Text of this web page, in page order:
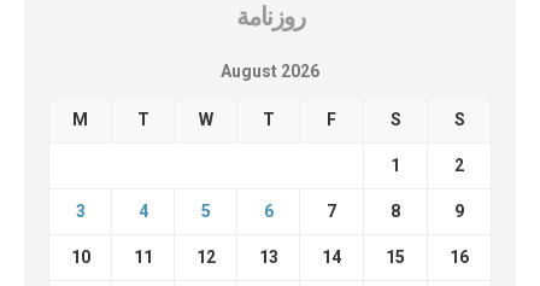
روزنامة
August 2026
M T W T F S S
1 2
3 4 5 6 7 8 9
10 11 12 13 14 15 16